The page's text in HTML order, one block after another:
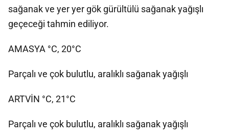
sağanak ve yer yer gök gürültülü sağanak yağışlı
geçeceği tahmin ediliyor.
AMASYA °C, 20°C
Parçalı ve çok bulutlu, aralıklı sağanak yağışlı
ARTVİN °C, 21°C
Parçalı ve çok bulutlu, aralıklı sağanak yağışlı